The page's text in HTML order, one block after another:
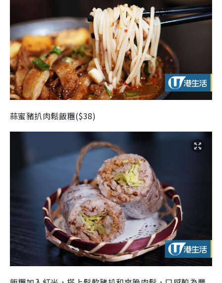
蒜蜜豬扒肉鬆飯糰($38)